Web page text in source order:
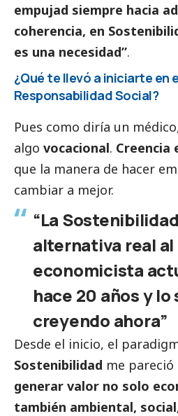
empujad siempre hacia
coherencia, en
es una necesidad”.
¿Qué te llevó a iniciarte en
ResponsabilidadSocial?
Pues como diría un
algo vocacional. Creencia
que la manera de hacer
cambiar a mejor.
“La
alternativa real
economicista
hace 20 años y lo
creyendo ahora”
Desde el inicio, el
Sostenibilidad me
generar valor no solo
también ambiental, social